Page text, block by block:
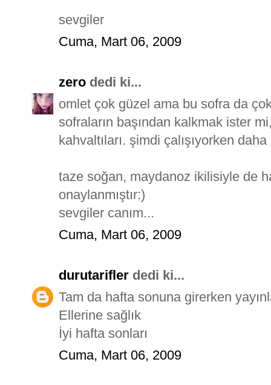
sevgiler
Cuma, Mart 06, 2009
zero dedi ki...
omlet çok güzel ama bu sofra da
sofraların başından kalkmak ister
kahvaltıları. şimdi çalışıyorken
taze soğan, maydanoz ikilisiyle de
onaylanmıştır:)
sevgiler canım...
Cuma, Mart 06, 2009
durutarifler dedi ki...
Tam da hafta sonuna girerken
Ellerine sağlık
İyi hafta sonları
Cuma, Mart 06, 2009